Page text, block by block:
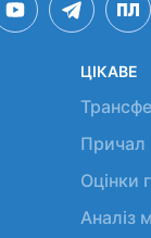
ЦІКАВЕ
Причал
Оцінки
Аналіз